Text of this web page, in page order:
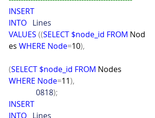
INSERT
INTO Lines
VALUES ((SELECT $node_id FROM Nod
es WHERE Node=10),
(SELECT $node_id FROM Nodes
WHERE Node=11),
0818);
INSERT
INTO Lines